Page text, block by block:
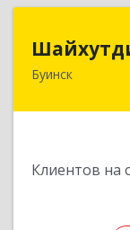
Буинск
Клиентов на